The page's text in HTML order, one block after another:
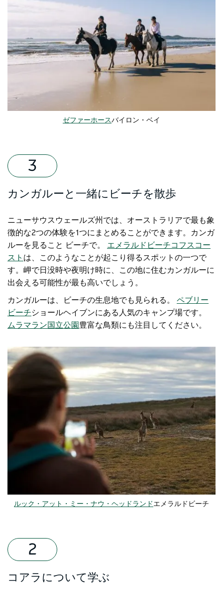
ゼファーホースバイロン・ベイ
カンガルーと一緒にビーチを散歩
ニューサウスウェールズ州では、オーストラリアで最も象
徴的な2つの体験を1つにまとめることができます。カンガ
ルーを見ること
ビーチで。 エメラルドビーチコフスコー
スト は 、このようなことが起こり得るスポットの一つで
す。岬で日没時や夜明け時に、この地に住むカンガルーに
出会える可能性が最も高いでしょう。
カンガルーは、ビーチの生息地でも見られる。
ペブリー
ビーチショールヘイブンにある人気のキャンプ場です。
ムラマラン国立公園 豊富な鳥類にも注目してください。
ルック・アット・ミー・ナウ・ヘッドランド エメラルドビーチ
コアラについて学ぶ